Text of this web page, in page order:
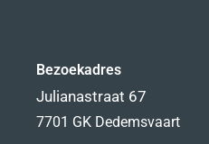
Bezoekadres
Julianastraat 67
7701 GK Dedemsvaart